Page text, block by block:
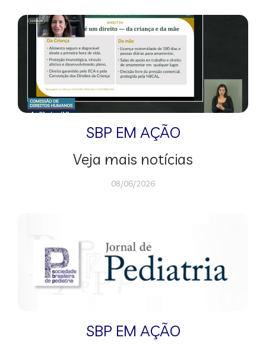
SBP EM AÇÃO
Veja mais notícias
08/06/2026
SBP EM AÇÃO